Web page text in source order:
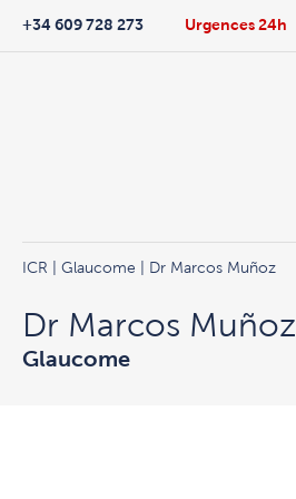
Urgences 24h
+34 609 728 273
ICR Glaucome | Dr Marcos Muñoz
Dr Marcos Muñoz
Glaucome